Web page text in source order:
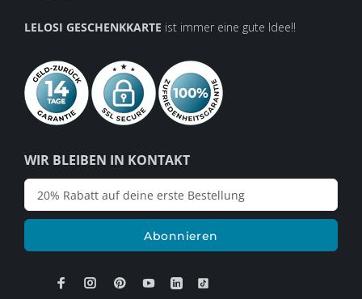
WIR BLEIBEN IN KONTAKT
Abonnieren
LELOSI GESCHENKKARTE ist immer eine gute Idee!!